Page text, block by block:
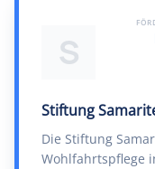
S
Stiftung
Die Stiftung
Wohlfahrtspflege